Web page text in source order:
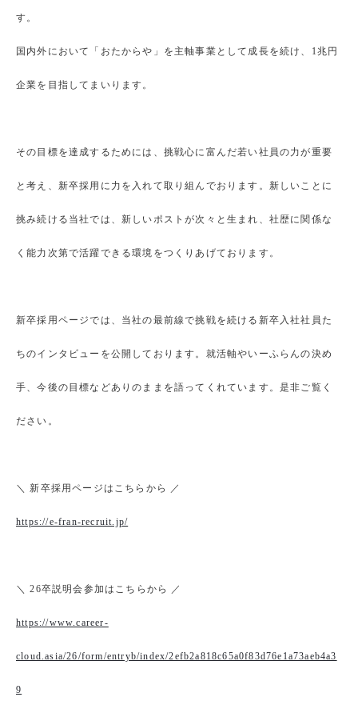
す。
国内外において「おたからや」を主軸事業として成長を続け、1兆円
企業を目指してまいります。
その目標を達成するためには、挑戦心に富んだ若い社員の力が重要
と考え、新卒採用に力を入れて取り組んでおります。新しいことに
挑み続ける当社では、新しいポストが次々と生まれ、社歴に関係な
く能力次第で活躍できる環境をつくりあげております。
新卒採用ページでは、当社の最前線で挑戦を続ける新卒入社社員た
ちのインタビューを公開しております。就活軸やいーふらんの決め
手、今後の目標などありのままを語ってくれています。是非ご覧く
ださい。
＼ 新卒採用ページはこちらから ／
https://e-fran-recruit.jp/
＼ 26卒説明会参加はこちらから ／
https://www.career-
cloud.asia/26/form/entryb/index/2efb2a818c65a0f83d76e1a73aeb4a3
9